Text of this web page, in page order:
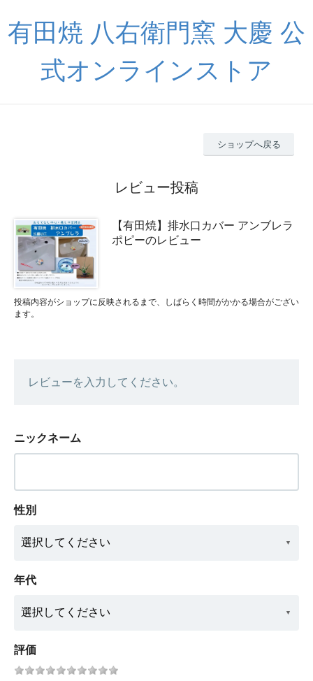
有田焼 八右衛門窯 大慶 公
式オンラインストア
ショップへ戻る
レビュー投稿
【有田焼】排水口カバー アンブレラ
ポピーのレビュー
投稿内容がショップに反映されるまで、しばらく時間がかかる場合がござい
ます。
レビューを入力してください。
ニックネーム
性別
年代
評価